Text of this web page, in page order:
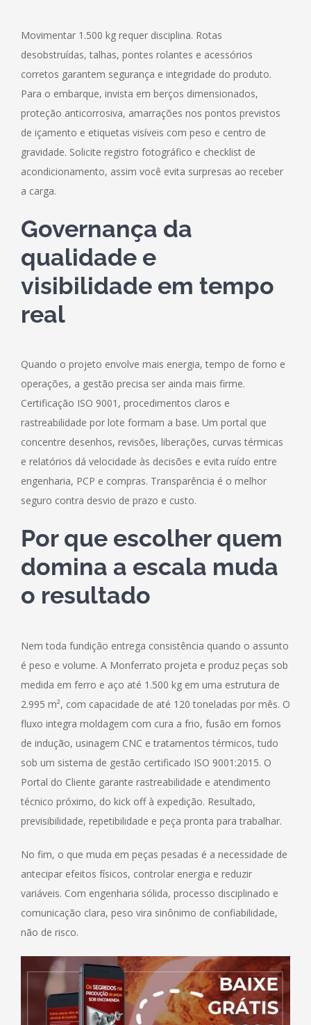
Movimentar 1.500 kg requer disciplina. Rotas
desobstruídas, talhas, pontes rolantes e acessórios
corretos garantem segurança e integridade do produto.
Para o embarque, invista em berços dimensionados,
proteção anticorrosiva, amarrações nos pontos previstos
de içamento e etiquetas visíveis com peso e centro de
gravidade. Solicite registro fotográfico e checklist de
acondicionamento, assim você evita surpresas ao receber
a carga.
Governança da
qualidade e
visibilidade em tempo
real
Quando o projeto envolve mais energia, tempo de forno e
operações, a gestão precisa ser ainda mais firme.
Certificação ISO 9001, procedimentos claros e
rastreabilidade por lote formam a base. Um portal que
concentre desenhos, revisões, liberações, curvas térmicas
e relatórios dá velocidade às decisões e evita ruído entre
engenharia, PCP e compras. Transparência é o melhor
seguro contra desvio de prazo e custo.
Por que escolher quem
domina a escala muda
o resultado
Nem toda fundição entrega consistência quando o assunto
é peso e volume. A Monferrato projeta e produz peças sob
medida em ferro e aço até 1.500 kg em uma estrutura de
2.995 m², com capacidade de até 120 toneladas por mês. O
fluxo integra moldagem com cura a frio, fusão em fornos
de indução, usinagem CNC e tratamentos térmicos, tudo
sob um sistema de gestão certificado ISO 9001:2015. O
Portal do Cliente garante rastreabilidade e atendimento
técnico próximo, do kick off à expedição. Resultado,
previsibilidade, repetibilidade e peça pronta para trabalhar.
No fim, o que muda em peças pesadas é a necessidade de
antecipar efeitos físicos, controlar energia e reduzir
variáveis. Com engenharia sólida, processo disciplinado e
comunicação clara, peso vira sinônimo de confiabilidade,
não de risco.